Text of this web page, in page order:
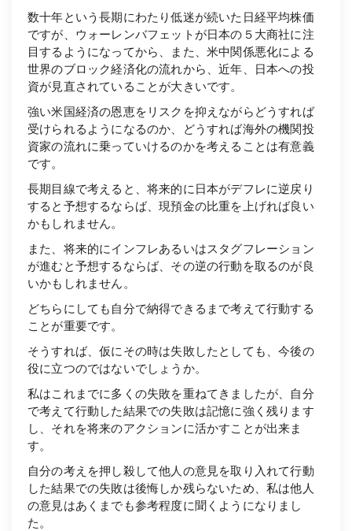
数十年という長期にわたり低迷が続いた日経平均株価
ですが、ウォーレンバフェットが日本の５大商社に注
目するようになってから、また、米中関係悪化による
世界のブロック経済化の流れから、近年、日本への投
資が見直されていることが大きいです。
強い米国経済の恩恵をリスクを抑えながらどうすれば
受けられるようになるのか、どうすれば海外の機関投
資家の流れに乗っていけるのかを考えることは有意義
です。
長期目線で考えると、将来的に日本がデフレに逆戻り
すると予想するならば、現預金の比重を上げれば良い
かもしれません。
また、将来的にインフレあるいはスタグフレーション
が進むと予想するならば、その逆の行動を取るのが良
いかもしれません。
どちらにしても自分で納得できるまで考えて行動する
ことが重要です。
そうすれば、仮にその時は失敗したとしても、今後の
役に立つのではないでしょうか。
私はこれまでに多くの失敗を重ねてきましたが、自分
で考えて行動した結果での失敗は記憶に強く残ります
し、それを将来のアクションに活かすことが出来ま
す。
自分の考えを押し殺して他人の意見を取り入れて行動
した結果での失敗は後悔しか残らないため、私は他人
の意見はあくまでも参考程度に聞くようになりまし
た。